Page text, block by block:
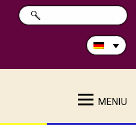
Durchsuchen
Sie
SUCHE
MENIU